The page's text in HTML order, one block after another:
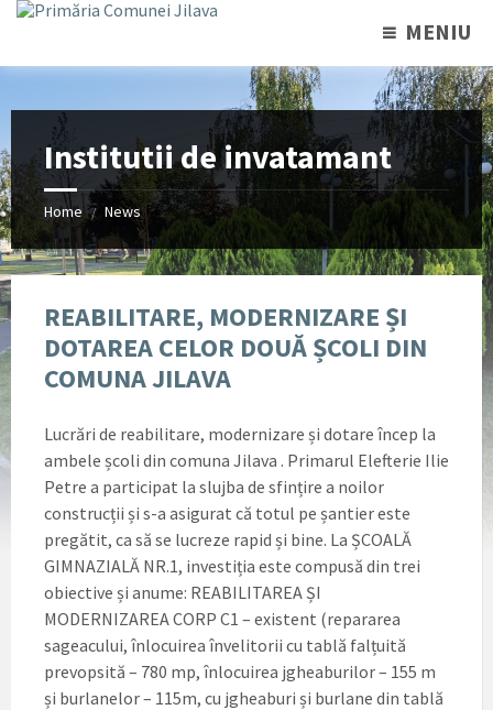
MENIU
Institutii de invatamant
Home / News
REABILITARE, MODERNIZARE ȘI
DOTAREA CELOR DOUĂ ȘCOLI DIN
COMUNA JILAVA
Lucrări de reabilitare, modernizare și dotare încep la
ambele școli din comuna Jilava . Primarul Elefterie Ilie
Petre a participat la slujba de sfințire a noilor
construcții și s-a asigurat că totul pe șantier este
pregătit, ca să se lucreze rapid și bine. La ȘCOALĂ
GIMNAZIALĂ NR.1, investiția este compusă din trei
obiective și anume: REABILITAREA ȘI
MODERNIZAREA CORP C1 – existent (repararea
sageacului, înlocuirea învelitorii cu tablă falțuită
prevopsită – 780 mp, înlocuirea jgheaburilor – 155 m
și burlanelor – 115m, cu jgheaburi și burlane din tablă